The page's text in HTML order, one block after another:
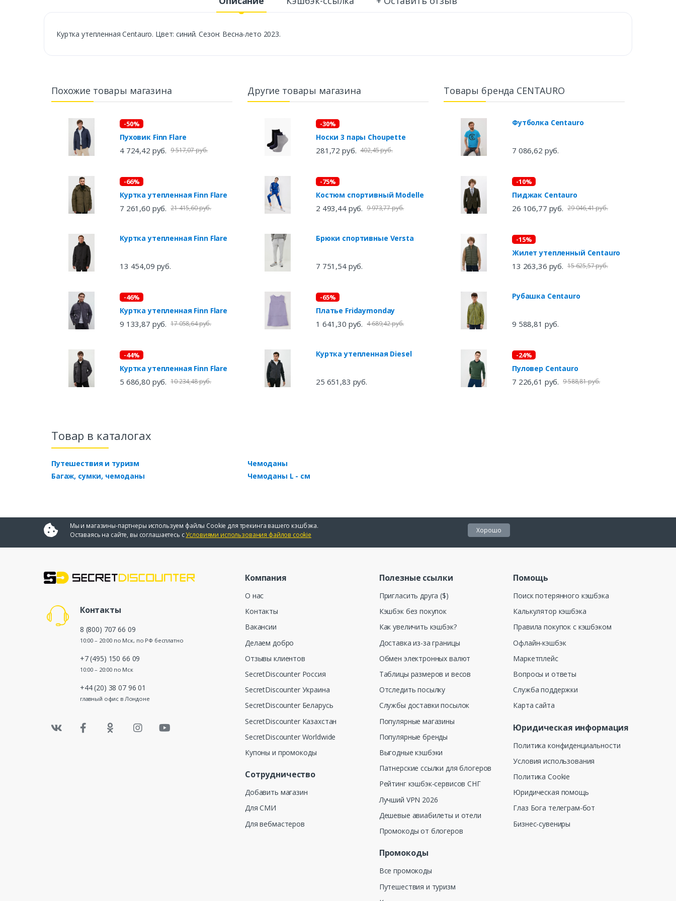
Куртка утепленная Centauro. Цвет: синий. Сезон: Весна-лето 2023.
Похожие товары магазина
-50%
Пуховик Finn Flare
4 724,42 руб. 9 517,07 руб.
-66%
Куртка утепленная Finn Flare
7 261,60 руб. 21 415,60 руб.
Куртка утепленная Finn Flare
13 454,09 руб.
-46%
Куртка утепленная Finn Flare
9 133,87 руб. 17 058,64 руб.
-44%
Куртка утепленная Finn Flare
5 686,80 руб. 10 234,48 руб.
Другие товары магазина
-30%
Носки 3 пары Choupette
281,72 руб. 402,45 руб.
-75%
Костюм спортивный Modelle
2 493,44 руб. 9 973,77 руб.
Брюки спортивные Versta
7 751,54 руб.
-65%
Платье Fridaymonday
1 641,30 руб. 4 689,42 руб.
Куртка утепленная Diesel
25 651,83 руб.
Товары бренда CENTAURO
Футболка Centauro
7 086,62 руб.
-10%
Пиджак Centauro
26 106,77 руб. 29 046,41 руб.
-15%
Жилет утепленный Centauro
13 263,36 руб. 15 625,57 руб.
Рубашка Centauro
9 588,81 руб.
-24%
Пуловер Centauro
7 226,61 руб. 9 588,81 руб.
Товар в каталогах
Путешествия и туризм
Багаж, сумки, чемоданы
Чемоданы
Чемоданы L - см
Мы и магазины-партнеры используем файлы Cookie для трекинга вашего кэшбэка.
Оставаясь на сайте, вы соглашаетесь сУсловиями использования файлов cookie
Хорошо
Контакты
8 (800) 707 66 09
10:00 – 20:00 по Мск, по РФ бесплатно
+7 (495) 150 66 09
10:00 – 20:00 по Мск
+44 (20) 38 07 96 01
главный офис в Лондоне
Компания
О нас
Контакты
Вакансии
Делаем добро
Отзывы клиентов
SecretDiscounter Россия
SecretDiscounter Украина
SecretDiscounter Беларусь
SecretDiscounter Казахстан
SecretDiscounter Worldwide
Купоны и промокоды
Сотрудничество
Добавить магазин
Для СМИ
Для вебмастеров
Полезные ссылки
Пригласить друга ($)
Кэшбэк без покупок
Как увеличить кэшбэк?
Доставка из-за границы
Обмен электронных валют
Таблицы размеров и весов
Отследить посылку
Службы доставки посылок
Популярные магазины
Популярные бренды
Выгодные кэшбэки
Патнерские ссылки для блогеров
Рейтинг кэшбэк-сервисов СНГ
Лучший VPN 2026
Дешевые авиабилеты и отели
Промокоды от блогеров
Промокоды
Все промокоды
Путешествия и туризм
Помощь
Поиск потерянного кэшбэка
Калькулятор кэшбэка
Правила покупок с кэшбэком
Офлайн-кэшбэк
Маркетплейс
Вопросы и ответы
Служба поддержки
Карта сайта
Юридическая информация
Политика конфиденциальности
Условия использования
Политика Cookie
Юридическая помощь
Глаз Бога телеграм-бот
Бизнес-сувениры